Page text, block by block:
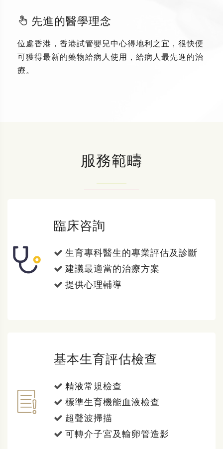
先進的醫學理念
位處香港，香港試管嬰兒中心得地利之宜，很快便
可獲得最新的藥物給病人使用，給病人最先進的治
療。
服務範疇
臨床咨詢
生育專科醫生的專業評估及診斷
建議最適當的治療方案
提供心理輔導
基本生育評估檢查
精液常規檢查
標準生育機能血液檢查
超聲波掃描
可轉介子宮及輸卵管造影